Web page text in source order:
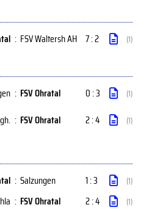
: FSV Waltersh AH 7 : 2 (1)
: FSV Ohratal 0 : 3 (1)
: FSV Ohratal 2 : 4 (1)
: Salzungen 1 : 3 (1)
: FSV Ohratal 2 : 4 (1)